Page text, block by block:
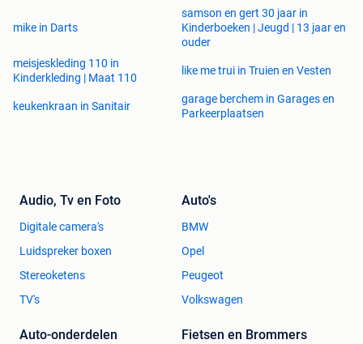
mike in Darts
samson en gert 30 jaar in
Kinderboeken | Jeugd | 13 jaar en
ouder
meisjeskleding 110 in
Kinderkleding | Maat 110
like me trui in Truien en Vesten
keukenkraan in Sanitair
garage berchem in Garages en
Parkeerplaatsen
Audio, Tv en Foto
Digitale camera's
Luidspreker boxen
Stereoketens
TV's
Auto's
BMW
Opel
Peugeot
Volkswagen
Auto-onderdelen Fietsen en Brommers